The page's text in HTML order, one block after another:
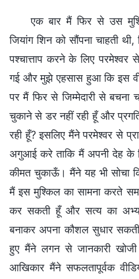
एक बार मैं फिर से उस
जियांग शिन को सौंपना चाहती
पश्चात्ताप करने के लिए परमेश्वर
गई और मुझे एहसास हुआ कि इस
पर मैं फिर से जिम्मेदारी से बचना
चुकाने से डर नहीं रही हूँ और
रही हूँ? इसलिए मैंने परमेश्वर से
अगुआई करे ताकि मैं अपनी देह के
कीमत चुकाऊँ। मैंने यह भी सोचा
मैं इस मुश्किल का सामना करते
कर सकती हूँ और सत्य का
बनाकर अपना कौशल सुधार
हुए मैंने लगन से जानकारी
आखिकार मैंने सफलतापूर्वक